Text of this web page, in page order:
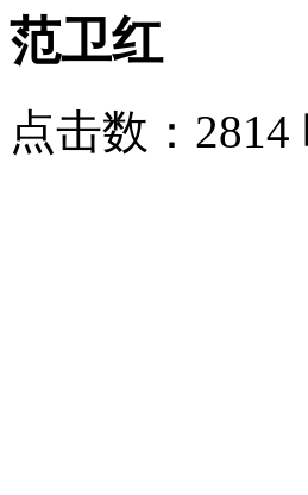
范卫红
点击数：2814